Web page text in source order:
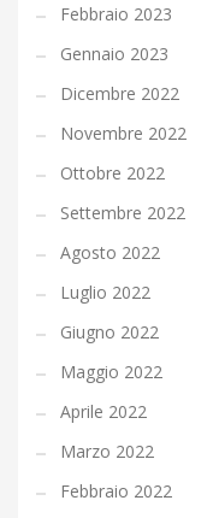
Febbraio 2023
Gennaio 2023
Dicembre 2022
Novembre 2022
Ottobre 2022
Settembre 2022
Agosto 2022
Luglio 2022
Giugno 2022
Maggio 2022
Aprile 2022
Marzo 2022
Febbraio 2022